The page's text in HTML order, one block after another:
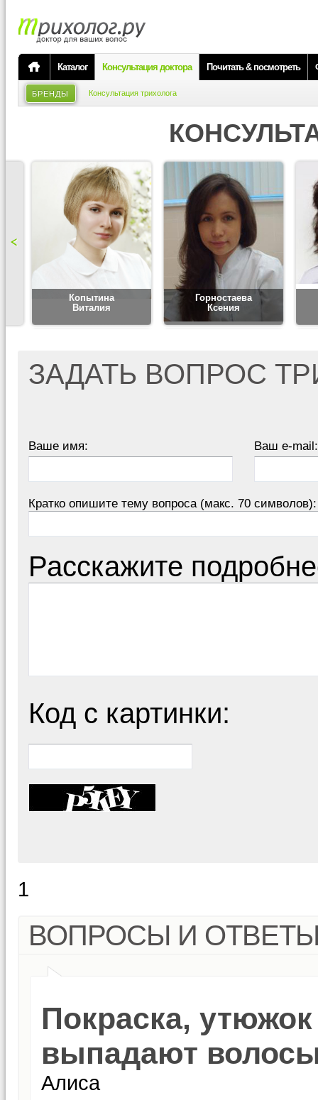
Каталог Консультация доктора Почитать & посмотреть
БРЕНДЫ Консультация трихолога
Копытина
Виталия
Горностаева
Ксения
ЗАДАТЬ ВОПРОС
Ваше имя: Ваш e-mail:
Кратко опишите тему вопроса (макс. 70 символов):
Расскажите
Код с картинки:
1
ВОПРОСЫ И
Покраска,
выпадают
Алиса